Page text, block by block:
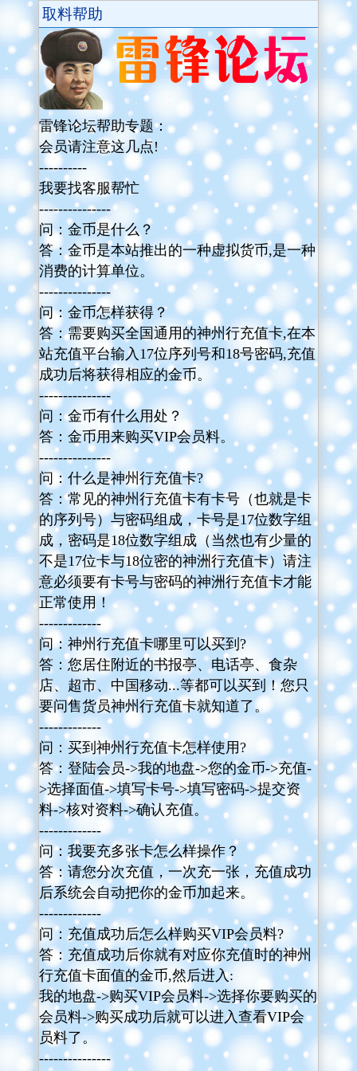
取料帮助
雷锋论坛帮助专题：
会员请注意这几点!
----------
我要找客服帮忙
---------------
问：金币是什么？
答：金币是本站推出的一种虚拟货币,是一种
消费的计算单位。
---------------
问：金币怎样获得？
答：需要购买全国通用的神州行充值卡,在本
站充值平台输入17位序列号和18号密码,充值
成功后将获得相应的金币。
---------------
问：金币有什么用处？
答：金币用来购买VIP会员料。
---------------
问：什么是神州行充值卡?
答：常见的神州行充值卡有卡号（也就是卡
的序列号）与密码组成，卡号是17位数字组
成，密码是18位数字组成（当然也有少量的
不是17位卡与18位密的神洲行充值卡）请注
意必须要有卡号与密码的神洲行充值卡才能
正常使用！
-------------
问：神州行充值卡哪里可以买到?
答：您居住附近的书报亭、电话亭、食杂
店、超市、中国移动...等都可以买到！您只
要问售货员神州行充值卡就知道了。
-------------
问：买到神州行充值卡怎样使用?
答：登陆会员->我的地盘->您的金币->充值-
>选择面值->填写卡号->填写密码->提交资
料->核对资料->确认充值。
-------------
问：我要充多张卡怎么样操作？
答：请您分次充值，一次充一张，充值成功
后系统会自动把你的金币加起来。
-------------
问：充值成功后怎么样购买VIP会员料?
答：充值成功后你就有对应你充值时的神州
行充值卡面值的金币,然后进入:
我的地盘->购买VIP会员料->选择你要购买的
会员料->购买成功后就可以进入查看VIP会
员料了。
---------------